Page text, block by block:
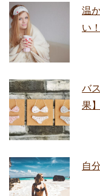
温
い
バ
果】
自